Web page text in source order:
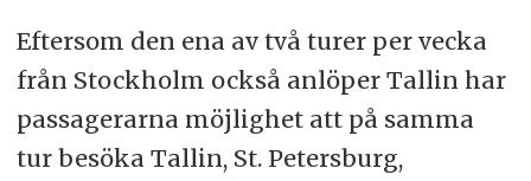
Eftersom den ena av två turer per vecka
från Stockholm också anlöper Tallin har
passagerarna möjlighet att på samma
tur besöka Tallin, St. Petersburg,